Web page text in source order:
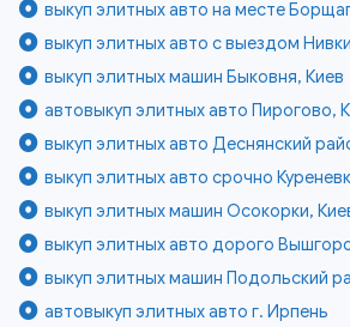
выкуп элитных авто на месте
выкуп элитных авто с выездом
выкуп элитных машин Быковня, Киев
автовыкуп элитных авто Пирогово,
выкуп элитных авто Деснянский
выкуп элитных авто срочно
выкуп элитных машин Осокорки,
выкуп элитных авто дорого
выкуп элитных машин Подольский
автовыкуп элитных авто г. Ирпень